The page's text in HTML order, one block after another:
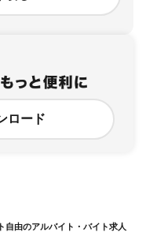
ロード
自由のアルバイト・バイト求人